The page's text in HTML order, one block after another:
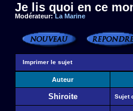
Je lis quoi en ce
Modérateur:La Marine
Imprimer le sujet
Auteur
Shiroite Sujet